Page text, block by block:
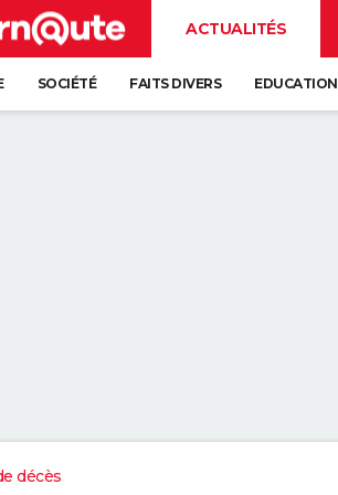
ACTUALITÉS
SOCIÉTÉ FAITS DIVERS EDUCATION
décès